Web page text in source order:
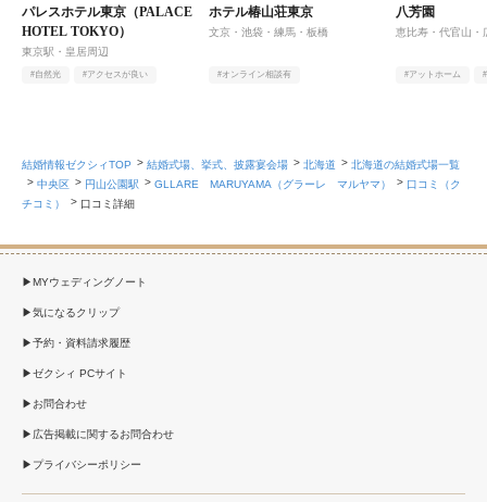
パレスホテル東京（PALACE
HOTEL TOKYO）
東京駅・皇居周辺
#自然光
#アクセスが良い
ホテル椿山荘東京
文京・池袋・練馬・板橋
#オンライン相談有
八芳園
恵比寿・代官山・
#アットホーム
結婚情報ゼクシィTOP 結婚式場、挙式、披露宴会場 北海道
北海道の結婚式場一覧
中央区
円山公園駅 GLLARE MARUYAMA（グラーレ マルヤマ）
口コミ（ク
チコミ）
口コミ詳細
MYウェディングノート
気になるクリップ
予約・資料請求履歴
ゼクシィ PCサイト
お問合わせ
広告掲載に関するお問合わせ
プライバシーポリシー